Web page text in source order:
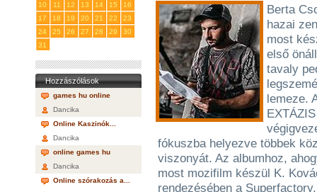
10
11 12 13 14 15
16
17
18 19 20 21 22
23
24
25 26 27 28 29
30
31
Hozzászólások
games hu online
Dancika
Online Kaszinók...
Dancika
online games hu
Dancika
Online szórakozás a...
Berta
hazai
most
első
tavaly
lemeze.
fókuszba helyezve többek
viszonyát. Az albumhoz,
most mozifilm készül K.
rendezésében a